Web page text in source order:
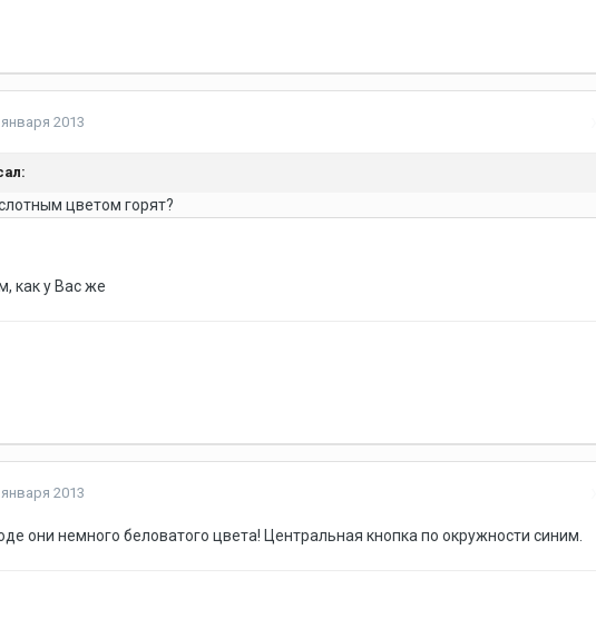
2013
цветом горят?
как у Вас же
2013
они немного беловатого цвета! Центральная кнопка по окружности синим.